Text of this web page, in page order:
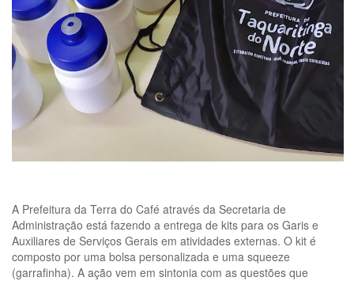
A Prefeitura da Terra do Café através da Secretaria de
Administração está fazendo a entrega de kits para os Garis e
Auxiliares de Serviços Gerais em atividades externas. O kit é
composto por uma bolsa personalizada e uma squeeze
(garrafinha). A ação vem em sintonia com as questões que